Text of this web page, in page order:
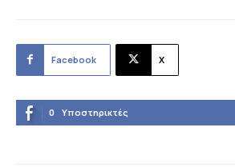
Facebook X
0 Υποστηρικτές